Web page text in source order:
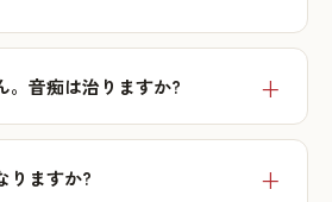
。音痴は治りますか?
りますか?